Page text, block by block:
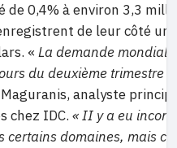
de 0,4% à environ 3,3
de leur côté
« La demande
du deuxième trimestre
analyste
chez IDC. « II y a eu
certains domaines, mais